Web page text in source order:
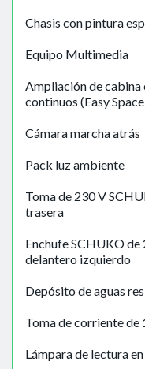
Chasis con pintura
Equipo Multimedia
Ampliación de cabina
continuos (Easy
Cámara marcha atrás
Pack luz ambiente
Toma de 230 V
trasera
Enchufe SCHUKO de
delantero izquierdo
Depósito de aguas
Toma de corriente de
Lámpara de lectura